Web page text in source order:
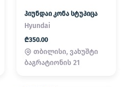
ჰიუნდაი კონა სტუპიცა
Hyundai
₾350.00
თბილისი, ვახუშტი
ბაგრატიონის 21